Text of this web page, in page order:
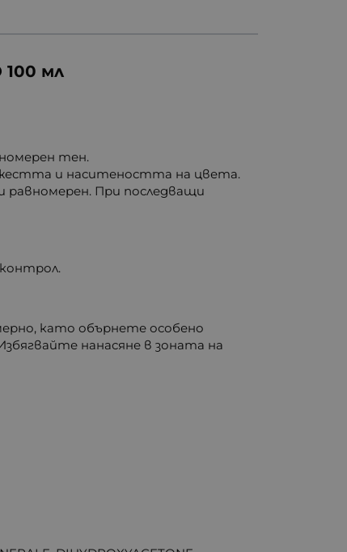
мл
тен.
и наситеността на цвета.
равномерен. При последващи
като обърнете особено
нанасяне в зоната на